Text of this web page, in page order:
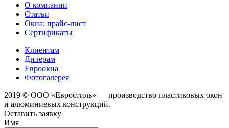
О компании
Статьи
Окна: прайс-лист
Сертификаты
Клиентам
Дилерам
Евроокна
Фотогалерея
2019 © ООО «Евростиль» — производство пластиковых окон
и алюминиевых конструкций.
Оставить заявку
Имя